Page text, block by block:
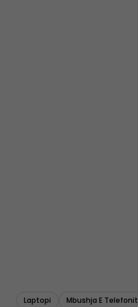
Laptopi Mbushja E Telefonit